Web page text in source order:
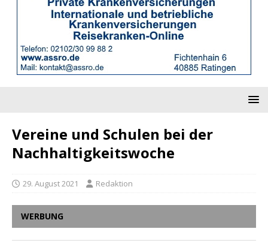
Vereine und Schulen bei der
Nachhaltigkeitswoche
29. August 2021 Redaktion
WERBUNG